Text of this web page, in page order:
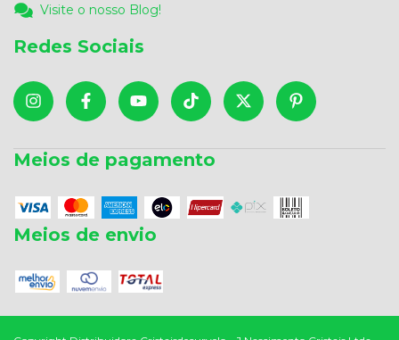
Visite o nosso Blog!
Redes Sociais
Meios de pagamento
Meios de envio